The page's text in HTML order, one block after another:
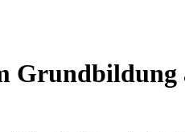
Grundbildung